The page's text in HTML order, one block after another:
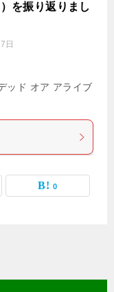
を振り返りまし
日
ッド オア アライブ
0